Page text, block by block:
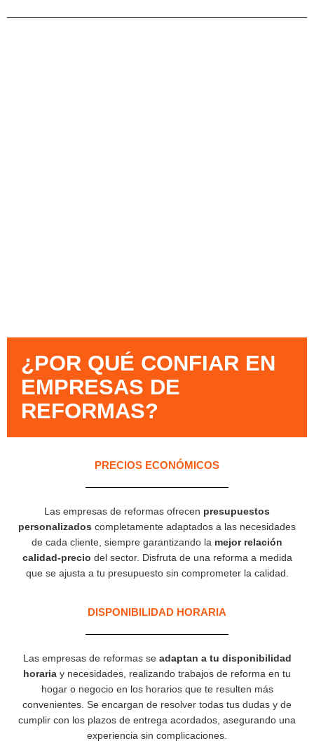
¿POR QUÉ CONFIAR EN
EMPRESAS DE
REFORMAS?​
PRECIOS ECONÓMICOS
Las empresas de reformas ofrecen presupuestos
personalizados completamente adaptados a las necesidades
de cada cliente, siempre garantizando la mejor relación
calidad-precio del sector. Disfruta de una reforma a medida
que se ajusta a tu presupuesto sin comprometer la calidad.
DISPONIBILIDAD HORARIA
Las empresas de reformas se adaptan a tu disponibilidad
horaria y necesidades, realizando trabajos de reforma en tu
hogar o negocio en los horarios que te resulten más
convenientes. Se encargan de resolver todas tus dudas y de
cumplir con los plazos de entrega acordados, asegurando una
experiencia sin complicaciones.